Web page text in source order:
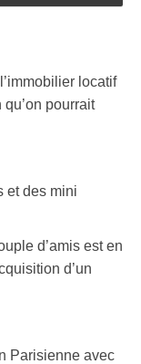
locatif
pourrait
et des mini
d’amis est en
d’un
Parisienne avec